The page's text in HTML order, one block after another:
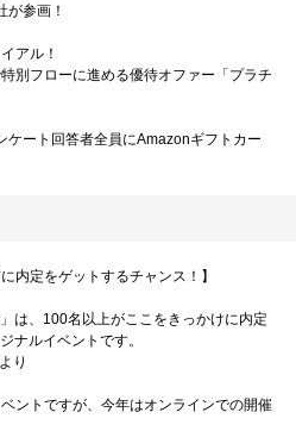
参画！
アル！
別フローに進める優待オファー「プラチ
ケート回答者全員にAmazonギフトカー
内定をゲットするチャンス！】
は、100名以上がここをきっかけに内定
ナルイベントです。
り
ントですが、今年はオンラインでの開催